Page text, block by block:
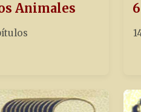
Animales